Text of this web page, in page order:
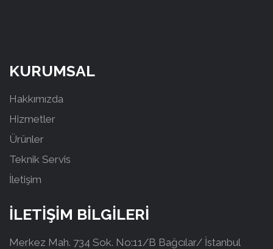
KURUMSAL
Hakkımızda
Hizmetler
Ürünler
Teknik Servis
İletişim
İLETİŞİM BİLGİLERİ
Merkez Mah. 734 Sok. No:11/B Bağcılar/ İstanbul